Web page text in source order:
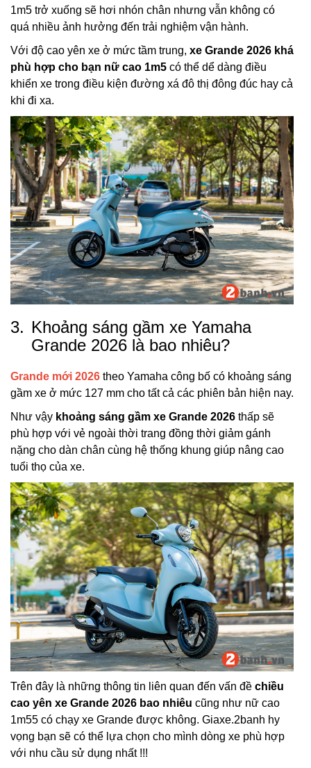
1m5 trở xuống sẽ hơi nhón chân nhưng vẫn không có
quá nhiều ảnh hưởng đến trải nghiệm vận hành.
Với độ cao yên xe ở mức tầm trung, xe Grande 2026 khá
phù hợp cho bạn nữ cao 1m5 có thể dể dàng điều
khiển xe trong điều kiện đường xá đô thị đông đúc hay cả
khi đi xa.
3. Khoảng sáng gầm xe Yamaha
Grande 2026 là bao nhiêu?
Grande mới 2026 theo Yamaha công bố có khoảng sáng
gầm xe ở mức 127 mm cho tất cả các phiên bản hiện nay.
Như vậy khoảng sáng gầm xe Grande 2026 thấp sẽ
phù hợp với vẻ ngoài thời trang đồng thời giảm gánh
nặng cho dàn chân cùng hệ thống khung giúp nâng cao
tuổi thọ của xe.
Trên đây là những thông tin liên quan đến vấn đề chiều
cao yên xe Grande 2026 bao nhiêu cũng như nữ cao
1m55 có chạy xe Grande được không. Giaxe.2banh hy
vọng bạn sẽ có thể lựa chọn cho mình dòng xe phù hợp
với nhu cầu sử dụng nhất !!!